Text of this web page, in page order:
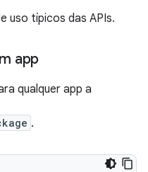
uso típicos das APIs.
app
qualquer app a
.